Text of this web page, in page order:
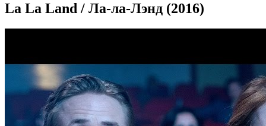
La La Land / Ла-ла-Лэнд (2016)